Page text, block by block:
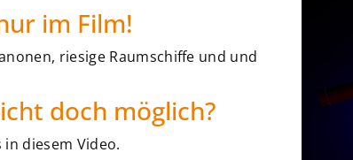
im Film!
riesige Raumschiffe und und
doch möglich?
in diesem Video.